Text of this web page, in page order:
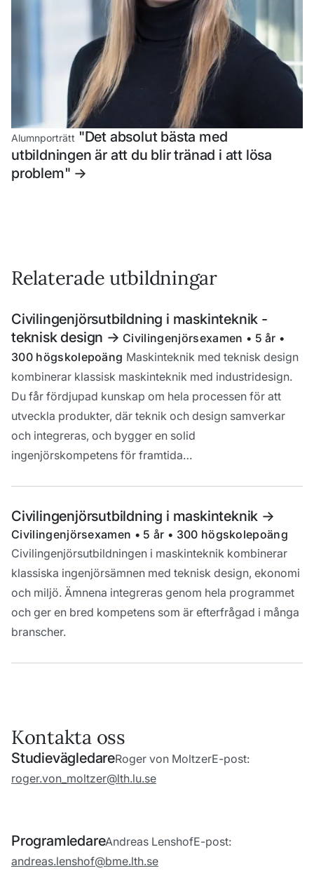
Alumnporträtt "Det absolut bästa med
utbildningen är att du blir tränad i att lösa
problem" ->
Relaterade utbildningar
Civilingenjörsutbildning i maskinteknik -
teknisk design -> Civilingenjörsexamen • 5 år •
300 högskolepoäng Maskinteknik med teknisk design
kombinerar klassisk maskinteknik med industridesign.
Du får fördjupad kunskap om hela processen för att
utveckla produkter, där teknik och design samverkar
och integreras, och bygger en solid
ingenjörskompetens för framtida…
Civilingenjörsutbildning i maskinteknik ->
Civilingenjörsexamen • 5 år • 300 högskolepoäng
Civilingenjörsutbildningen i maskinteknik kombinerar
klassiska ingenjörsämnen med teknisk design, ekonomi
och miljö. Ämnena integreras genom hela programmet
och ger en bred kompetens som är efterfrågad i många
branscher.
Kontakta oss
StudievägledareRoger von MoltzerE-post:
roger.von_moltzer@lth.lu.se
ProgramledareAndreas LenshofE-post:
andreas.lenshof@bme.lth.se